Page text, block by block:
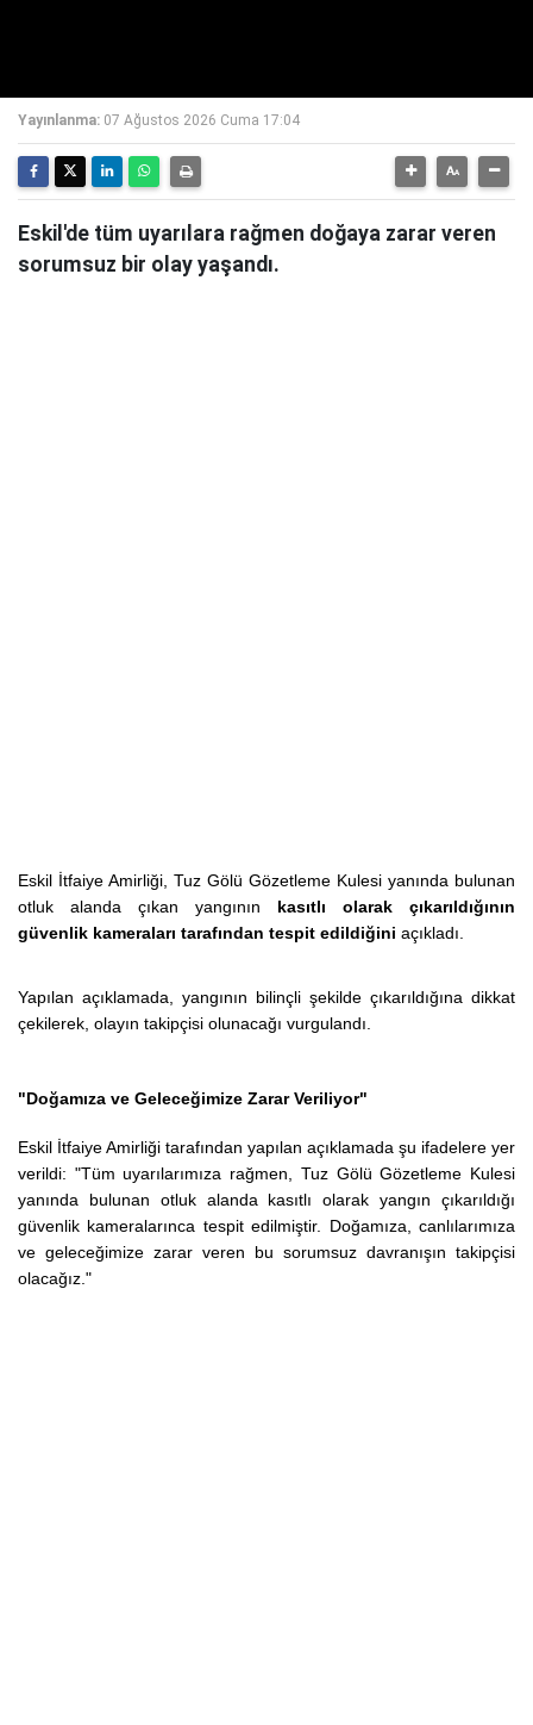
Yayınlanma: 07 Ağustos 2026 Cuma 17:04
Eskil'de tüm uyarılara rağmen doğaya zarar veren
sorumsuz bir olay yaşandı.
Eskil İtfaiye Amirliği, Tuz Gölü Gözetleme Kulesi yanında bulunan
otluk alanda çıkan yangının kasıtlı olarak çıkarıldığının
güvenlik kameraları tarafından tespit edildiğini açıkladı.
Yapılan açıklamada, yangının bilinçli şekilde çıkarıldığına dikkat
çekilerek, olayın takipçisi olunacağı vurgulandı.
"Doğamıza ve Geleceğimize Zarar Veriliyor"
Eskil İtfaiye Amirliği tarafından yapılan açıklamada şu ifadelere yer
verildi: "Tüm uyarılarımıza rağmen, Tuz Gölü Gözetleme Kulesi
yanında bulunan otluk alanda kasıtlı olarak yangın çıkarıldığı
güvenlik kameralarınca tespit edilmiştir. Doğamıza, canlılarımıza
ve geleceğimize zarar veren bu sorumsuz davranışın takipçisi
olacağız."